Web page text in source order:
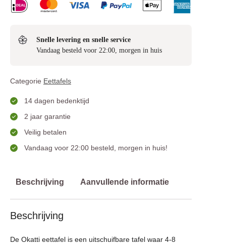
Snelle levering en snelle service
Vandaag besteld voor 22:00, morgen in huis
Categorie Eettafels
14 dagen bedenktijd
2 jaar garantie
Veilig betalen
Vandaag voor 22:00 besteld, morgen in huis!
Beschrijving Aanvullende informatie
Beschrijving
De Okatti eettafel is een uitschuifbare tafel waar 4-8